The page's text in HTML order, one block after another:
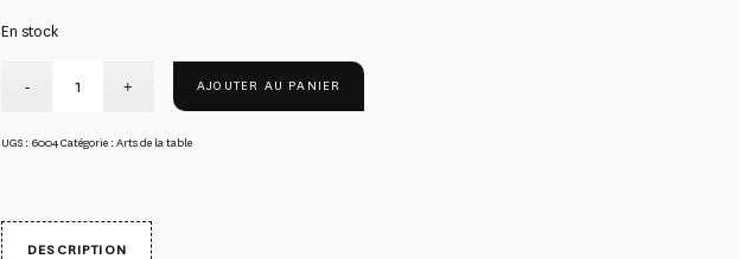
En stock
AJOUTER AU PANIER
UGS : 6004Catégorie :Arts de la table
DESCRIPTION